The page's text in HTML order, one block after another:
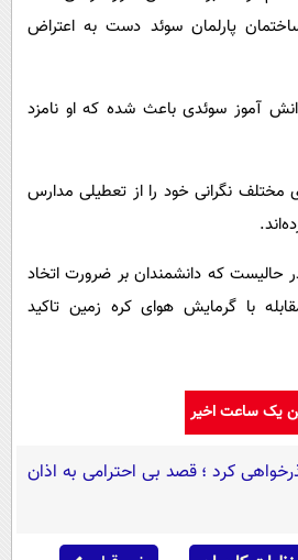
اجتماعی
سیاست خارجی
پارلمان سوئد دست به اعتراض
آموز سوئدی باعث شده که او نامزد
مختلف نگرانی خود را از تعطیلی مدارس
حالیست که دانشمندان بر ضرورت اتخاد
با گرمایش هوای کره زمین تاکید
یک ساعت اخیر
کرد ؛ قصد بی احترامی به اذان